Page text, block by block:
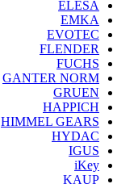
ELESA
EMKA
EVOTEC
FLENDER
FUCHS
GANTER NORM
GRUEN
HAPPICH
HIMMEL GEARS
HYDAC
IGUS
iKey
KAUP